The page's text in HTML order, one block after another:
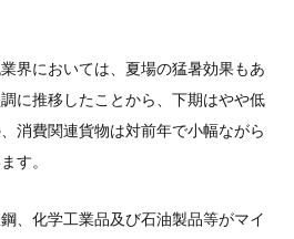
界においては、夏場の猛暑効果もあ
に推移したことから、下期はやや低
消費関連貨物は対前年で小幅ながら
す。
、化学工業品及び石油製品等がマイ